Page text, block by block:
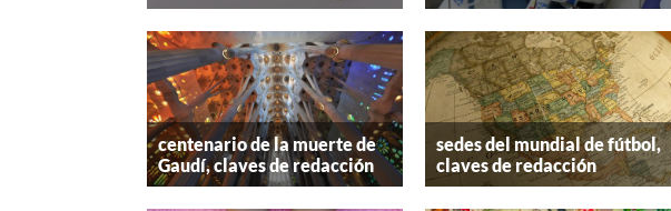
centenario de la muerte de
Gaudí, claves de redacción
sedes del mundial de fútbol,
claves de redacción